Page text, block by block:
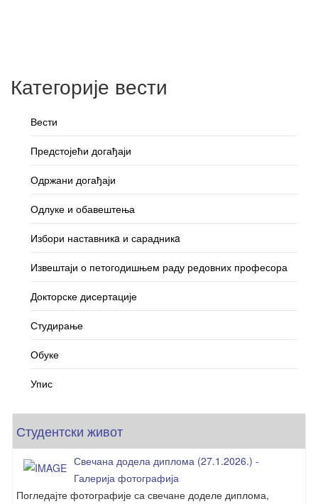
Категорије вести
Вести
Предстојећи догађаји
Одржани догађаји
Одлуке и обавештења
Избори наставникa и сарадникa
Извештаји о петогодишњем раду редовних професора
Докторске дисертације
Студирање
Обуке
Упис
Студентски живот
Свечана додела диплома (27.1.2026.) -
Галерија фотографија
Погледајте фотографије са свечане доделе диплома,